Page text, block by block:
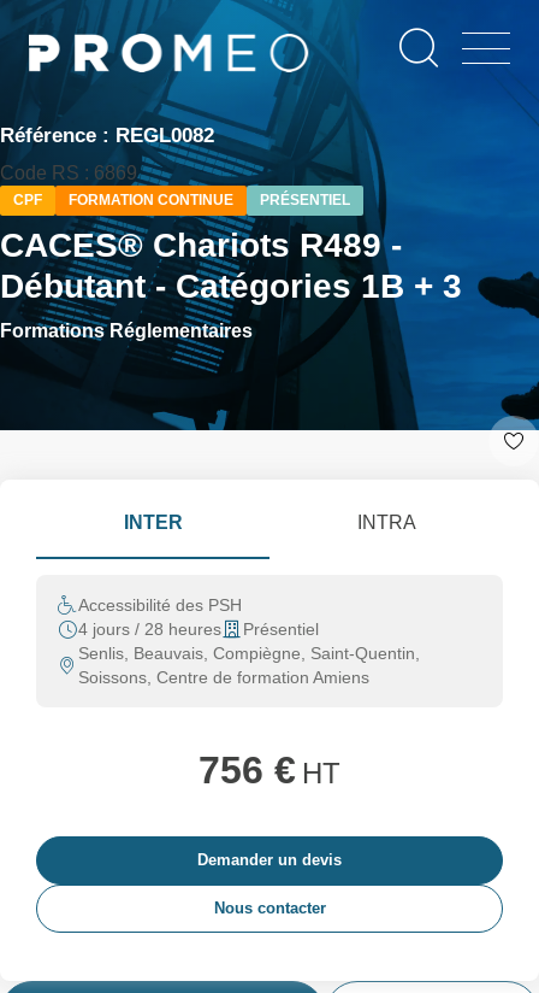
Aller
contenu
Référence : REGL0082
Code RS : 6869
CPF FORMATION CONTINUE PRÉSENTIEL
CACES® Chariots R489 -
Débutant - Catégories 1B + 3
Formations Réglementaires
INTER INTRA
Accessibilité des PSH
4 jours / 28 heures
Présentiel
Senlis, Beauvais, Compiègne, Saint-Quentin,
Soissons, Centre de formation Amiens
756 € HT
Demander un devis
Nous contacter
Panneau de gestion des cookies